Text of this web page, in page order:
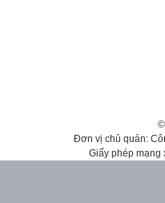
Đơn vị chủ quản:
Giấy phép mạng